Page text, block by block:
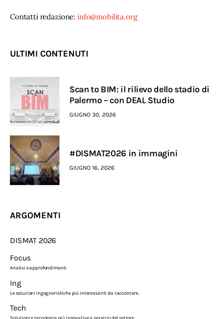
Contatti redazione: info@mobilita.org
ULTIMI CONTENUTI
Scan to BIM: il rilievo dello stadio di
Palermo – con DEAL Studio
GIUGNO 30, 2026
#DISMAT2026 in immagini
GIUGNO 16, 2026
ARGOMENTI
DISMAT 2026
Focus
Analisi e approfondimenti.
Ing
Le soluzioni ingegneristiche più interessanti da raccontare.
Tech